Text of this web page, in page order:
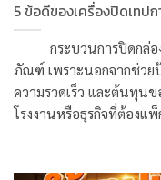
5 ข้อดีของเครื่องปิดเทป
กระบวนการปิดกล่อง
ภัณฑ์ เพราะนอกจากช่วย
ความรวดเร็ว และต้นทุ
โรงงานหรือธุรกิจที่ต้องแ